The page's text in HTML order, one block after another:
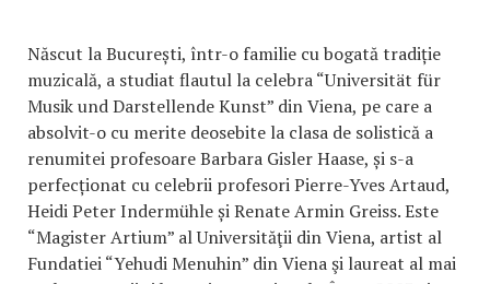
Născut la București, într-o familie cu bogată tradiție
muzicală, a studiat flautul la celebra “Universität für
Musik und Darstellende Kunst” din Viena, pe care a
absolvit-o cu merite deosebite la clasa de solistică a
renumitei profesoare Barbara Gisler Haase, și s-a
perfecționat cu celebrii profesori Pierre-Yves Artaud,
Heidi Peter Indermühle și Renate Armin Greiss. Este
“Magister Artium” al Universităţii din Viena, artist al
Fundatiei “Yehudi Menuhin” din Viena şi laureat al mai